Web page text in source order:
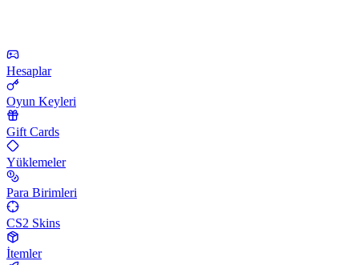
Hesaplar
Oyun Keyleri
Gift Cards
Yüklemeler
Para Birimleri
CS2 Skins
İtemler